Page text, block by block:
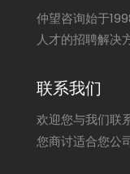
仲望咨询始于
人才的招聘解决
联系我们
欢迎您与我们联
您商讨适合您公